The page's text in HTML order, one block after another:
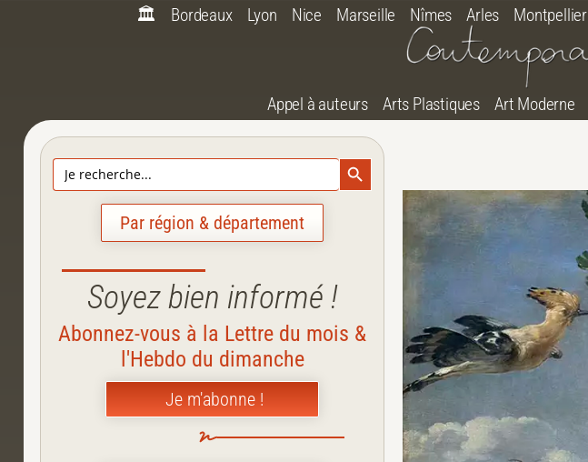
🏛️ Bordeaux Lyon Nice Marseille Nîmes Arles Montpellier
Appel à auteurs Arts Plastiques Art Moderne
Search
for:
Search Button
Par région & département
Soyez bien informé !
Abonnez-vous à la Lettre du mois &
l'Hebdo du dimanche
Je m'abonne !